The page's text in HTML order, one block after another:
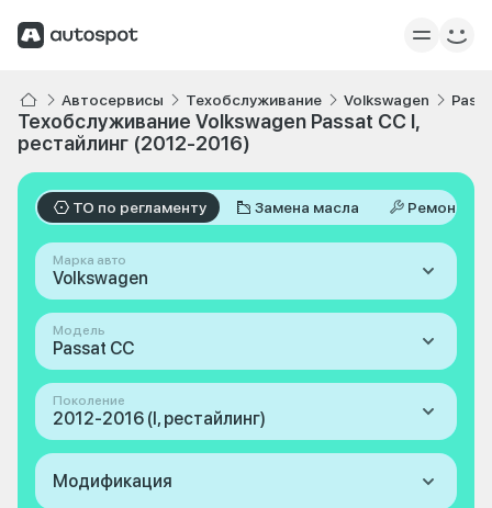
Автосервисы Техобслуживание Volkswagen
Техобслуживание Volkswagen Passat CC I,
рестайлинг (2012-2016)
ТО по регламенту Замена масла Ремонт
Марка авто
Volkswagen
Модель
Passat CC
Поколение
2012-2016 (I, рестайлинг)
Модификация